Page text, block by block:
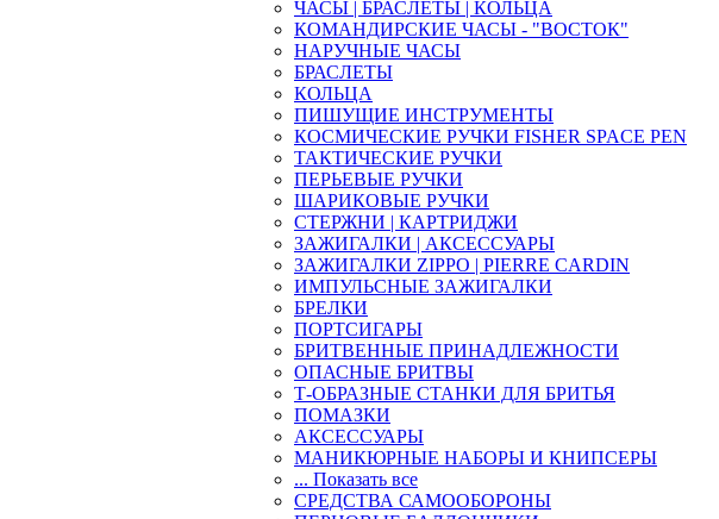
ЧАСЫ | БРАСЛЕТЫ | КОЛЬЦА
КОМАНДИРСКИЕ ЧАСЫ - "ВОСТОК"
НАРУЧНЫЕ ЧАСЫ
БРАСЛЕТЫ
КОЛЬЦА
ПИШУЩИЕ ИНСТРУМЕНТЫ
КОСМИЧЕСКИЕ РУЧКИ FISHER SPACE PEN
ТАКТИЧЕСКИЕ РУЧКИ
ПЕРЬЕВЫЕ РУЧКИ
ШАРИКОВЫЕ РУЧКИ
СТЕРЖНИ | КАРТРИДЖИ
ЗАЖИГАЛКИ | АКСЕССУАРЫ
ЗАЖИГАЛКИ ZIPPO | PIERRE CARDIN
ИМПУЛЬСНЫЕ ЗАЖИГАЛКИ
БРЕЛКИ
ПОРТСИГАРЫ
БРИТВЕННЫЕ ПРИНАДЛЕЖНОСТИ
ОПАСНЫЕ БРИТВЫ
Т-ОБРАЗНЫЕ СТАНКИ ДЛЯ БРИТЬЯ
ПОМАЗКИ
АКСЕССУАРЫ
МАНИКЮРНЫЕ НАБОРЫ И КНИПСЕРЫ
... Показать все
СРЕДСТВА САМООБОРОНЫ